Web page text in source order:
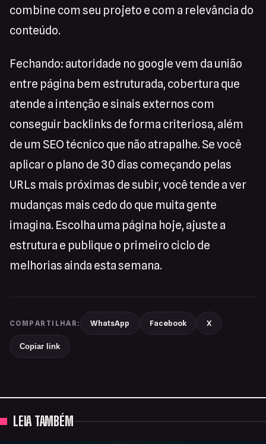
combine com seu projeto e com a relevância do
conteúdo.
Fechando: autoridade no google vem da união
entre página bem estruturada, cobertura que
atende a intenção e sinais externos com
conseguir backlinks de forma criteriosa, além
de um SEO técnico que não atrapalhe. Se você
aplicar o plano de 30 dias começando pelas
URLs mais próximas de subir, você tende a ver
mudanças mais cedo do que muita gente
imagina. Escolha uma página hoje, ajuste a
estrutura e publique o primeiro ciclo de
melhorias ainda esta semana.
COMPARTILHAR: WhatsApp Facebook X
Copiar link
LEIA TAMBÉM